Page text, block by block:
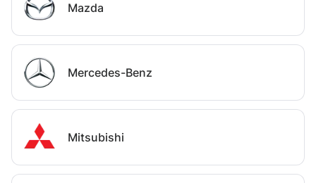
Mazda
Mercedes-Benz
Mitsubishi